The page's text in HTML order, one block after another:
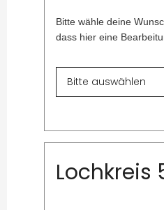
Bitte wähle deine
dass hier eine
Lochkreis